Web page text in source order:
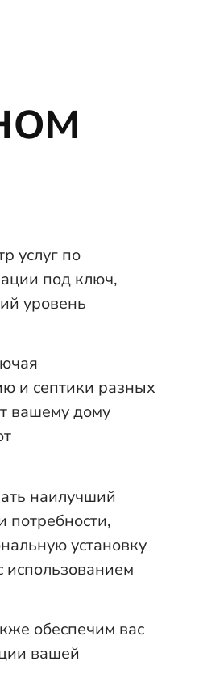
услуг по
под ключ,
уровень
и септики разных
вашему дому
наилучший
потребности,
установку
использованием
обеспечим вас
вашей